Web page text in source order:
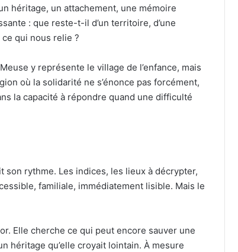
héritage, un attachement, une mémoire
: que reste-t-il d’un territoire, d’une
ce qui nous relie ?
y représente le village de l’enfance, mais
où la solidarité ne s’énonce pas forcément,
la capacité à répondre quand une difficulté
rythme. Les indices, les lieux à décrypter,
familiale, immédiatement lisible. Mais le
Elle cherche ce qui peut encore sauver une
héritage qu’elle croyait lointain. À mesure